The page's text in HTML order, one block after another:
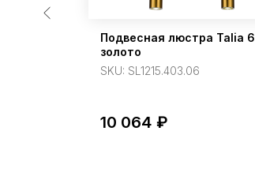
Подвесная люстра Talia 6
золото
SKU: SL1215.403.06
10 064 ₽